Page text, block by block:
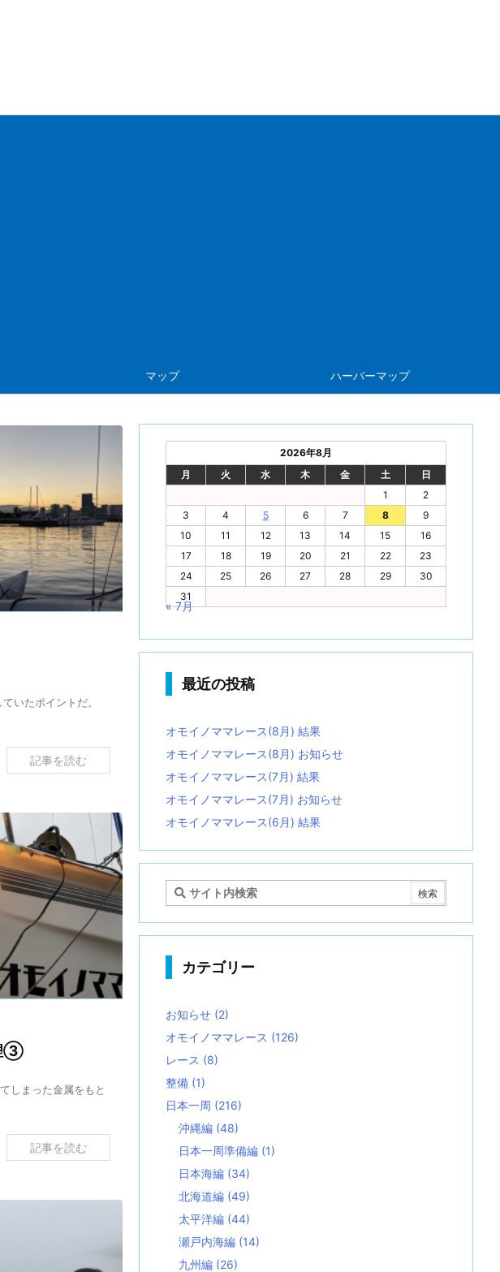
マップ ハーバーマップ
いたポイントだ。
記事を読む
③
しまった金属をもと
記事を読む
2026年8月
月
火 水 木 金 土
日
1
2
3
4 5 6 7 8
9
10
11 12 13 14 15
16
17
18 19 20 21 22
23
24
25 26 27 28 29
30
31
« 7月
最近の投稿
オモイノママレース(8月) 結果
オモイノママレース(8月) お知らせ
オモイノママレース(7月) 結果
オモイノママレース(7月) お知らせ
オモイノママレース(6月) 結果
カテゴリー
お知らせ (2)
オモイノママレース (126)
レース (8)
整備 (1)
日本一周 (216)
沖縄編 (48)
日本一周準備編 (1)
日本海編 (34)
北海道編 (49)
太平洋編 (44)
瀬戸内海編 (14)
九州編 (26)